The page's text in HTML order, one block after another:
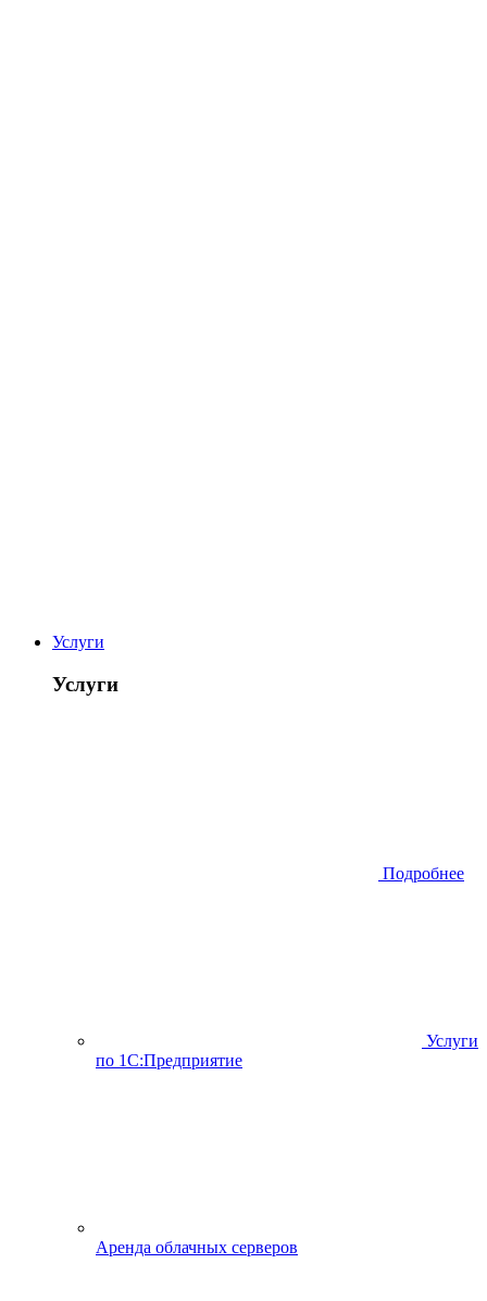
Услуги
Услуги
Подробнее
Услуги
по 1С:Предприятие
Аренда облачных серверов